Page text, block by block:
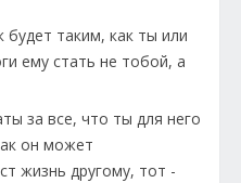
таким, как ты или
ему стать не тобой, а
за все, что ты для него
он может
жизнь другому, тот -